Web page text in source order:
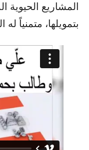
المشاريع الحيوية
بتمويلها، متمنياً